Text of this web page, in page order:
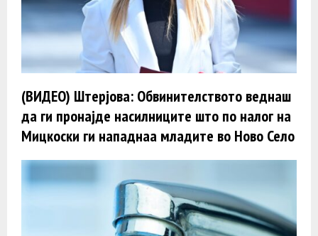
(ВИДЕО) Штерјова: Обвинителството веднаш
да ги пронајде насилниците што по налог на
Мицкоски ги нападнаа младите во Ново Село